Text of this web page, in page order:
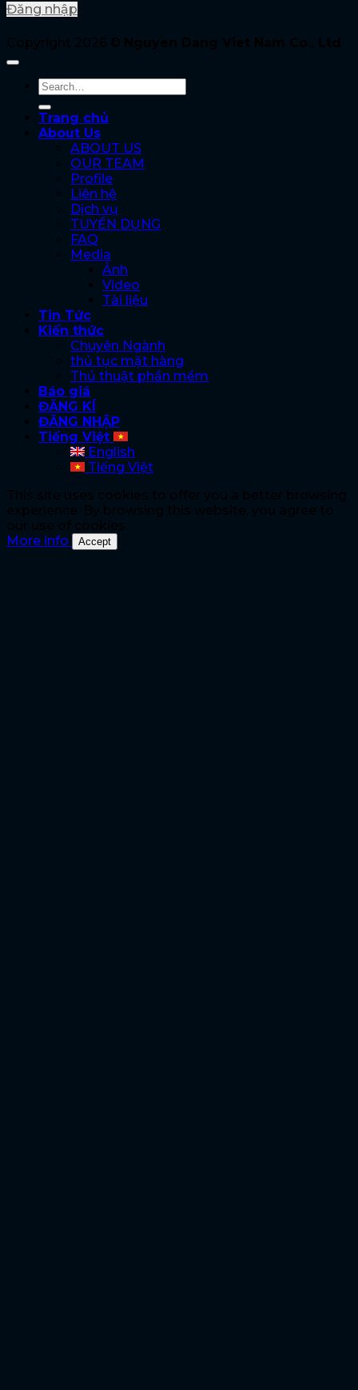
Đăng nhập
Trang chủ
About Us
ABOUT US
OUR TEAM
Profile
Liên hệ
Dịch vụ
TUYỂN DỤNG
FAQ
Media
Ảnh
Video
Tài liệu
Tin Tức
Kiến thức
Chuyên Ngành
thủ tục mặt hàng
Thủ thuật phần mềm
Báo giá
ĐĂNG KÍ
ĐĂNG NHẬP
Tiếng Việt
English
Tiếng Việt
More info
Accept